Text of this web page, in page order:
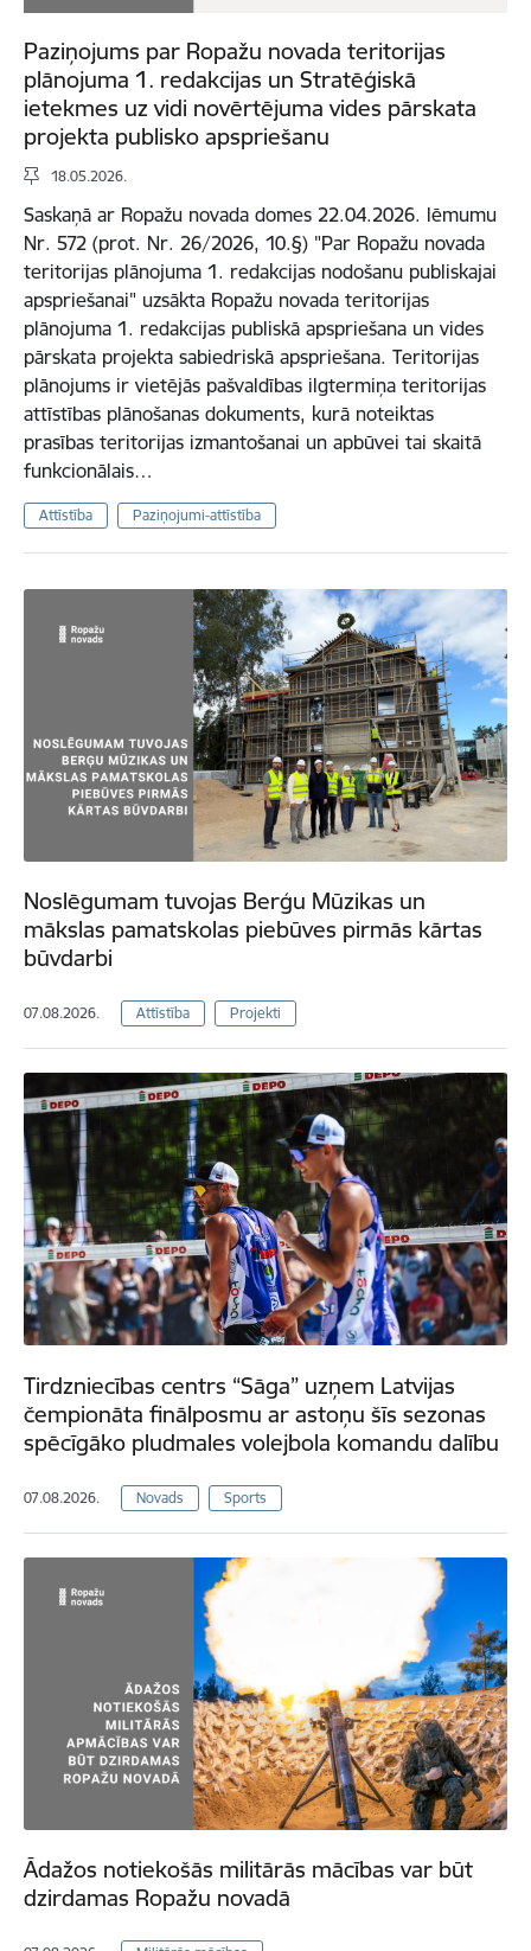
Paziņojums par Ropažu novada teritorijas
plānojuma 1. redakcijas un Stratēģiskā
ietekmes uz vidi novērtējuma vides pārskata
projekta publisko apspriešanu
18.05.2026.
Saskaņā ar Ropažu novada domes 22.04.2026. lēmumu
Nr. 572 (prot. Nr. 26/2026, 10.§) "Par Ropažu novada
teritorijas plānojuma 1. redakcijas nodošanu publiskajai
apspriešanai" uzsākta Ropažu novada teritorijas
plānojuma 1. redakcijas publiskā apspriešana un vides
pārskata projekta sabiedriskā apspriešana. Teritorijas
plānojums ir vietējās pašvaldības ilgtermiņa teritorijas
attīstības plānošanas dokuments, kurā noteiktas
prasības teritorijas izmantošanai un apbūvei tai skaitā
funkcionālais…
Attīstība Paziņojumi-attīstība
Noslēgumam tuvojas Berģu Mūzikas un
mākslas pamatskolas piebūves pirmās kārtas
būvdarbi
07.08.2026. Attīstība Projekti
Tirdzniecības centrs “Sāga” uzņem Latvijas
čempionāta finālposmu ar astoņu šīs sezonas
spēcīgāko pludmales volejbola komandu dalību
07.08.2026. Novads Sports
Ādažos notiekošās militārās mācības var būt
dzirdamas Ropažu novadā